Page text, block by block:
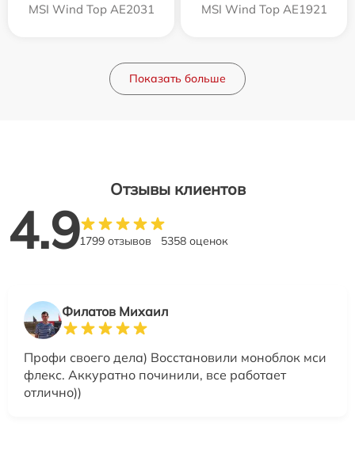
MSI Wind Top AE2031 MSI Wind Top AE1921
Показать больше
Отзывы клиентов
4.91799 отзывов 5358 оценок
Филатов Михаил
Профи своего дела) Восстановили моноблок мси
флекс. Аккуратно починили, все работает
отлично))